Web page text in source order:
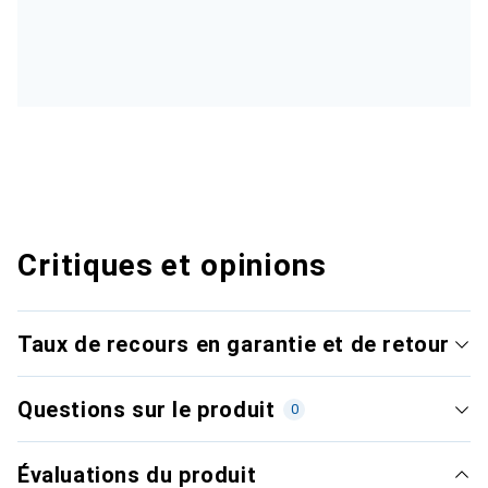
Critiques et opinions
Taux de recours en garantie et de retour
Questions sur le produit 0
Évaluations du produit